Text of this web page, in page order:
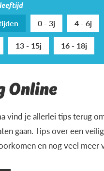
0 - 3j 4 - 6j
13 - 15j 16 - 18j
Online
vind je allerlei tips terug
gaan. Tips over een
en nog veel meer